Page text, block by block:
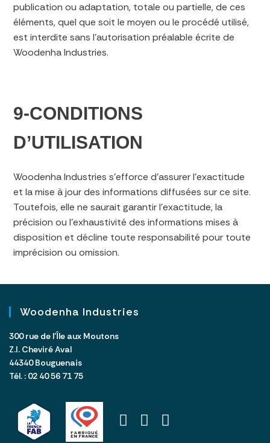
publication ou adaptation, totale ou partielle, de ces
éléments, quel que soit le moyen ou le procédé utilisé,
est interdite sans l’autorisation préalable écrite de
Woodenha Industries.
9-CONDITIONS
D’UTILISATION
Woodenha Industries s’efforce d’assurer l’exactitude
et la mise à jour des informations diffusées sur ce site.
Toutefois, elle ne saurait garantir l’exactitude, la
précision ou l’exhaustivité des informations mises à
disposition et décline toute responsabilité pour toute
imprécision ou omission.
Woodenha Industries
300 rue de l’Île aux Moutons
Z.I. Cheviré Aval
44340 Bouguenais
Tél. : 02 40 56 71 75